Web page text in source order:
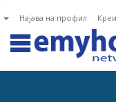
Најава на профил